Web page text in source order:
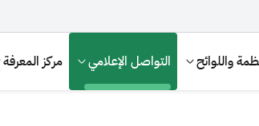
واللوائح التواصل الإعلامي مركز المعرفة